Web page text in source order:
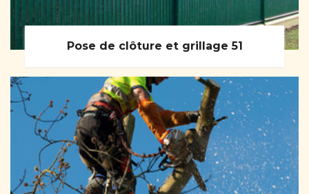
Pose de clôture et grillage 51